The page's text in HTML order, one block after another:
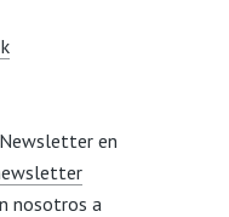
en
nosotros a